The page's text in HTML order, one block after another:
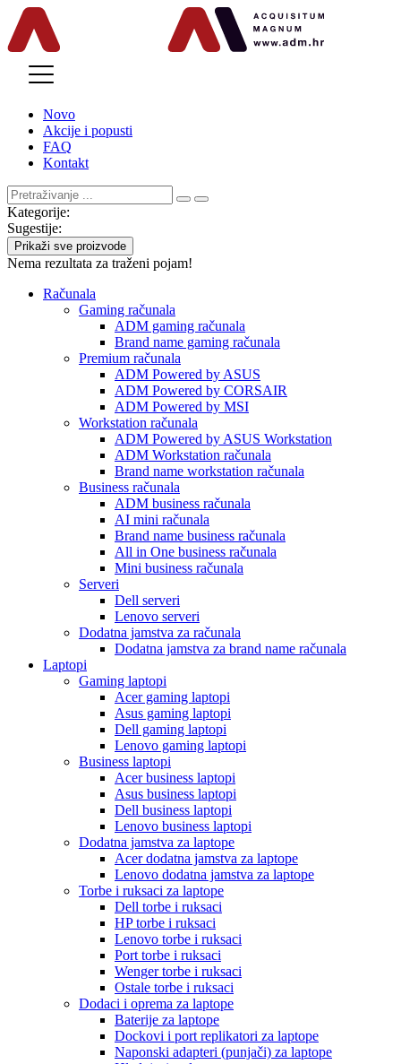
Novo
Akcije i popusti
FAQ
Kontakt
Kategorije:
Sugestije:
Prikaži sve proizvode
Nema rezultata za traženi pojam!
Računala
Gaming računala
ADM gaming računala
Brand name gaming računala
Premium računala
ADM Powered by ASUS
ADM Powered by CORSAIR
ADM Powered by MSI
Workstation računala
ADM Powered by ASUS Workstation
ADM Workstation računala
Brand name workstation računala
Business računala
ADM business računala
AI mini računala
Brand name business računala
All in One business računala
Mini business računala
Serveri
Dell serveri
Lenovo serveri
Dodatna jamstva za računala
Dodatna jamstva za brand name računala
Laptopi
Gaming laptopi
Acer gaming laptopi
Asus gaming laptopi
Dell gaming laptopi
Lenovo gaming laptopi
Business laptopi
Acer business laptopi
Asus business laptopi
Dell business laptopi
Lenovo business laptopi
Dodatna jamstva za laptope
Acer dodatna jamstva za laptope
Lenovo dodatna jamstva za laptope
Torbe i ruksaci za laptope
Dell torbe i ruksaci
HP torbe i ruksaci
Lenovo torbe i ruksaci
Port torbe i ruksaci
Wenger torbe i ruksaci
Ostale torbe i ruksaci
Dodaci i oprema za laptope
Baterije za laptope
Dockovi i port replikatori za laptope
Naponski adapteri (punjači) za laptope